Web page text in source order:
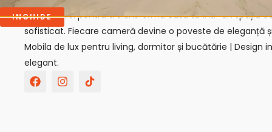
Suntem aici pentru a transforma casa ta într-un spațiu
sofisticat. Fiecare cameră devine o poveste de eleganță
Mobila de lux pentru living, dormitor și bucătărie | Design
elegant.
F
a
I
n
T
i
INCHIDE